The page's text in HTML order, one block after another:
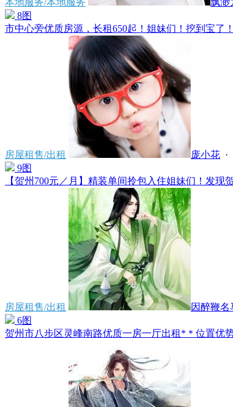
本地服务/本地服务 飘渺
8图
市中心旁优质房源，长租650起！姐妹们！挖到宝了
房屋租售/出租 庞小花 ·
9图
【贺州700元／月】精装单间拎包入住姐妹们！发现
房屋租售/出租 因醉鞭名
6图
贺州市八步区灵峰南路优质一房一厅出租*＊位置优